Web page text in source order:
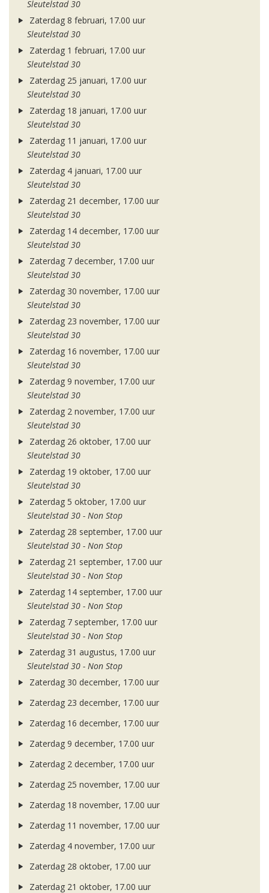
Sleutelstad 30
Zaterdag 8 februari, 17.00 uur
Sleutelstad 30
Zaterdag 1 februari, 17.00 uur
Sleutelstad 30
Zaterdag 25 januari, 17.00 uur
Sleutelstad 30
Zaterdag 18 januari, 17.00 uur
Sleutelstad 30
Zaterdag 11 januari, 17.00 uur
Sleutelstad 30
Zaterdag 4 januari, 17.00 uur
Sleutelstad 30
Zaterdag 21 december, 17.00 uur
Sleutelstad 30
Zaterdag 14 december, 17.00 uur
Sleutelstad 30
Zaterdag 7 december, 17.00 uur
Sleutelstad 30
Zaterdag 30 november, 17.00 uur
Sleutelstad 30
Zaterdag 23 november, 17.00 uur
Sleutelstad 30
Zaterdag 16 november, 17.00 uur
Sleutelstad 30
Zaterdag 9 november, 17.00 uur
Sleutelstad 30
Zaterdag 2 november, 17.00 uur
Sleutelstad 30
Zaterdag 26 oktober, 17.00 uur
Sleutelstad 30
Zaterdag 19 oktober, 17.00 uur
Sleutelstad 30
Zaterdag 5 oktober, 17.00 uur
Sleutelstad 30 - Non Stop
Zaterdag 28 september, 17.00 uur
Sleutelstad 30 - Non Stop
Zaterdag 21 september, 17.00 uur
Sleutelstad 30 - Non Stop
Zaterdag 14 september, 17.00 uur
Sleutelstad 30 - Non Stop
Zaterdag 7 september, 17.00 uur
Sleutelstad 30 - Non Stop
Zaterdag 31 augustus, 17.00 uur
Sleutelstad 30 - Non Stop
Zaterdag 30 december, 17.00 uur
Zaterdag 23 december, 17.00 uur
Zaterdag 16 december, 17.00 uur
Zaterdag 9 december, 17.00 uur
Zaterdag 2 december, 17.00 uur
Zaterdag 25 november, 17.00 uur
Zaterdag 18 november, 17.00 uur
Zaterdag 11 november, 17.00 uur
Zaterdag 4 november, 17.00 uur
Zaterdag 28 oktober, 17.00 uur
Zaterdag 21 oktober, 17.00 uur